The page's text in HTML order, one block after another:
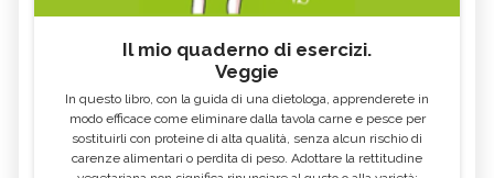
Il mio quaderno di esercizi.
Veggie
In questo libro, con la guida di una dietologa, apprenderete in
modo efficace come eliminare dalla tavola carne e pesce per
sostituirli con proteine di alta qualità, senza alcun rischio di
carenze alimentari o perdita di peso. Adottare la rettitudine